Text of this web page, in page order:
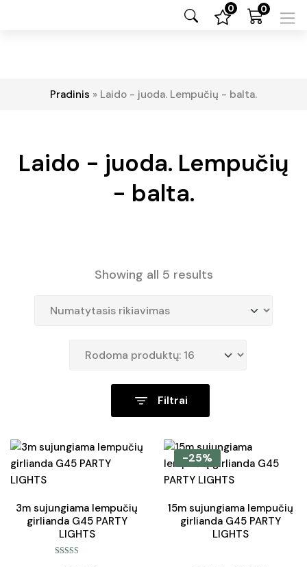
0 0
Pradinis » Laido - juoda. Lempučių - balta.
Laido - juoda. Lempučių
- balta.
Showing all 5 results
Filtrai
3m sujungiama lempučių
girlianda G45 PARTY
LIGHTS
-25%
15m sujungiama lempučių
girlianda G45 PARTY
LIGHTS